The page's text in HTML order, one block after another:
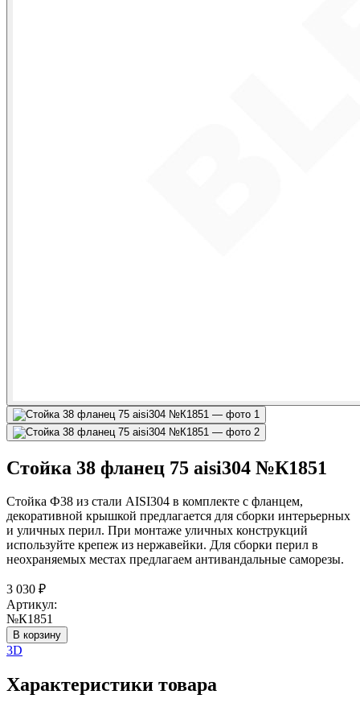
Стойка 38 фланец 75 aisi304 №К1851
Стойка Ф38 из стали AISI304 в комплекте с фланцем,
декоративной крышкой предлагается для сборки интерьерных
и уличных перил. При монтаже уличных конструкций
используйте крепеж из нержавейки. Для сборки перил в
неохраняемых местах предлагаем антивандальные саморезы.
3 030 ₽
Артикул:
№К1851
В корзину
3D
Характеристики товара